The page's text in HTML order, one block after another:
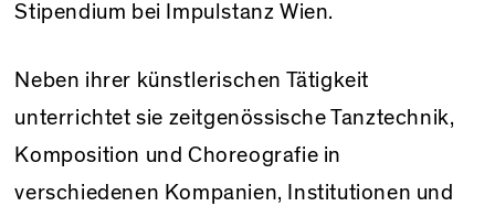
Stipendium bei Impulstanz Wien.
Neben ihrer künstlerischen Tätigkeit
unterrichtet sie zeitgenössische Tanztechnik,
Komposition und Choreografie in
verschiedenen Kompanien, Institutionen und